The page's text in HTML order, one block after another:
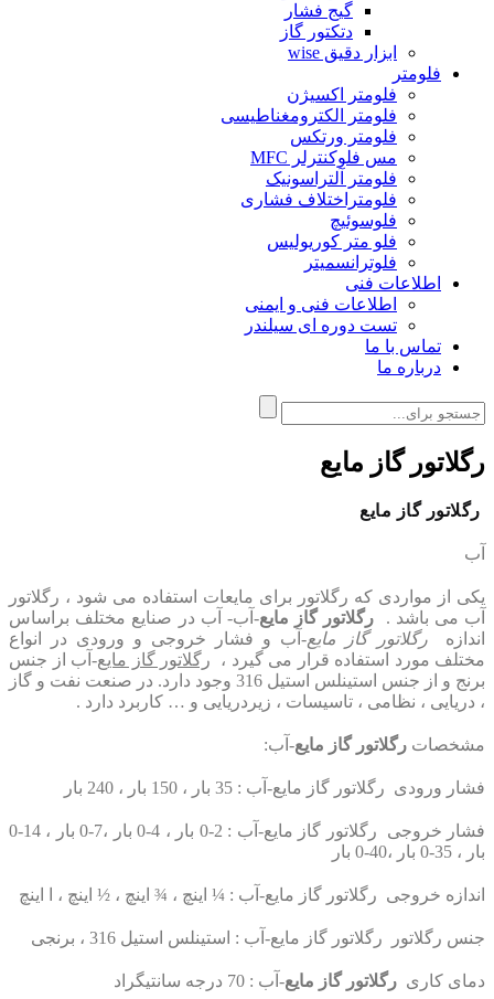
گیج فشار
دتکتور گاز
ابزار دقیق wise
فلومتر
فلومتر اکسیژن
فلومتر الکترومغناطیسی
فلومتر ورتکس
مس فلوکنترلر MFC
فلومتر آلتراسونیک
فلومتراختلاف فشاری
فلوسوئیچ
فلو متر کوریولیس
فلوترانسمیتر
اطلاعات فنی
اطلاعات فنی و ایمنی
تست دوره ای سیلندر
تماس با ما
درباره ما
رگلاتور گاز مایع
رگلاتور گاز مایع
آب
یکی از مواردی که رگلاتور برای مایعات استفاده می شود ، رگلاتور
آب می باشد . رگلاتور گاز مایع-آب- آب در صنایع مختلف براساس
اندازه رگلاتور گاز مایع-آب و فشار خروجی و ورودی در انواع
مختلف مورد استفاده قرار می گیرد ، رگلاتور گاز مایع-آب از جنس
برنج و از جنس استینلس استیل 316 وجود دارد. در صنعت نفت و گاز
، دریایی ، نظامی ، تاسیسات ، زیردریایی و … کاربرد دارد .
مشخصات رگلاتور گاز مایع-آب:
فشار ورودی رگلاتور گاز مایع-آب : 35 بار ، 150 بار ، 240 بار
فشار خروجی رگلاتور گاز مایع-آب : 2-0 بار ، 4-0 بار ،7-0 بار ، 14-0
بار ، 35-0 بار ،40-0 بار
اندازه خروجی رگلاتور گاز مایع-آب : ¼ اینچ ، ¾ اینچ ، ½ اینچ ، ا اینچ
جنس رگلاتور رگلاتور گاز مایع-آب : استینلس استیل 316 ، برنجی
دمای کاری رگلاتور گاز مایع-آب : 70 درجه سانتیگراد